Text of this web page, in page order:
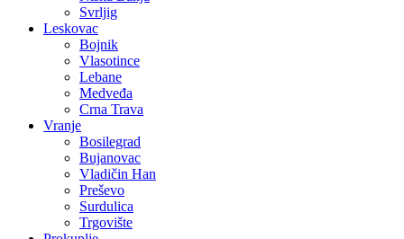
Svrljig
Leskovac
Bojnik
Vlasotince
Lebane
Medveđa
Crna Trava
Vranje
Bosilegrad
Bujanovac
Vladičin Han
Preševo
Surdulica
Trgovište